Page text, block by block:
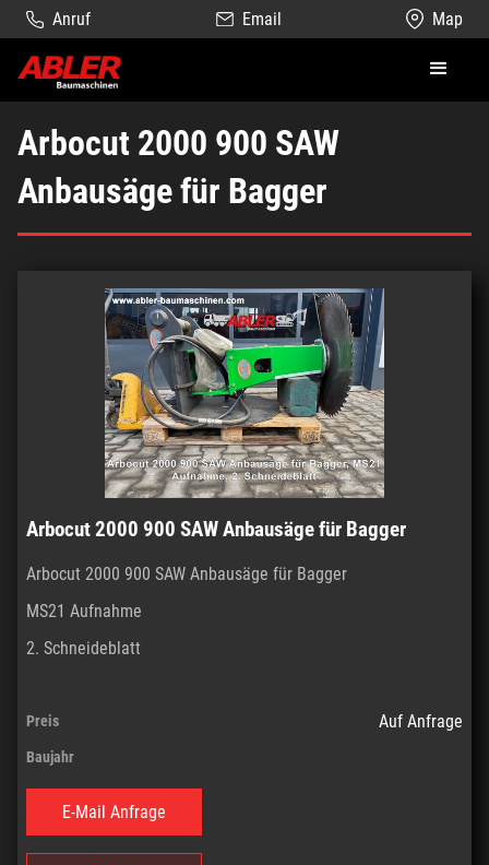
Anruf Email Map
Arbocut 2000 900 SAW
Anbausäge für Bagger
Arbocut 2000 900 SAW Anbausäge für Bagger
Arbocut 2000 900 SAW Anbausäge für Bagger
MS21 Aufnahme
2. Schneideblatt
Preis Auf Anfrage
Baujahr
E-Mail Anfrage